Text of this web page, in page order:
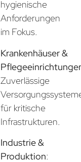
hygienische
Anforderungen
im Fokus.
Krankenhäuser &
Zuverlässige
für kritische
Infrastrukturen.
Industrie &
Produktion: